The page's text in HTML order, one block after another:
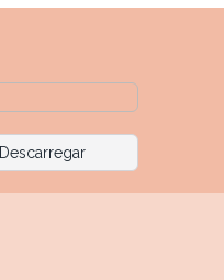
Descarregar